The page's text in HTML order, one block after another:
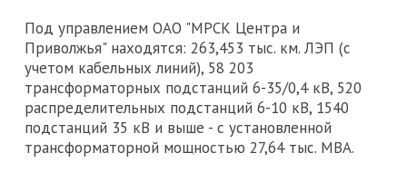
Под управлением ОАО "МРСК Центра и
Приволжья" находятся: 263,453 тыс. км. ЛЭП (с
учетом кабельных линий), 58 203
трансформаторных подстанций 6-35/0,4 кВ, 520
распределительных подстанций 6-10 кВ, 1540
подстанций 35 кВ и выше - с установленной
трансформаторной мощностью 27,64 тыс. МВА.